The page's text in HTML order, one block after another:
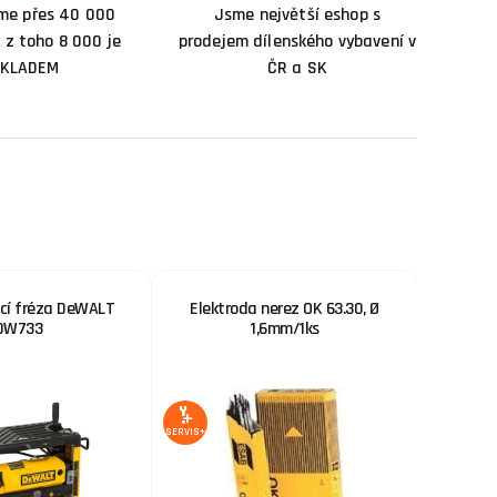
přes 40 000
z toho 8 000 je
Jsme největší eshop s
prodejem dílenského vybavení v
ČR a SK
fréza DeWALT
Elektroda nerez OK 63.30, Ø
1,6mm/1ks
SERVIS+